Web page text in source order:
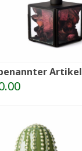
Artikel